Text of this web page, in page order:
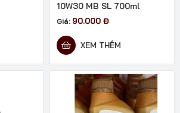
10W30 MB SL 700ml
Giá: 90.000 Đ
XEM THÊM